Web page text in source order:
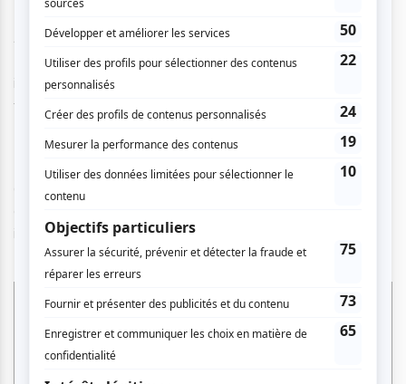
Accompagné d'un trio de musiciens chevronnés, Christian
Marc Gendron, avec son immense talent et son charme
irrésistible, revisite les plus grands succès qui ont su
traverser les générations.
En passant par le répertoire de Piano Man, des Beatles,
d'Elton John et plusieurs autres, vous ne pourrez pas vous
inoubliable!